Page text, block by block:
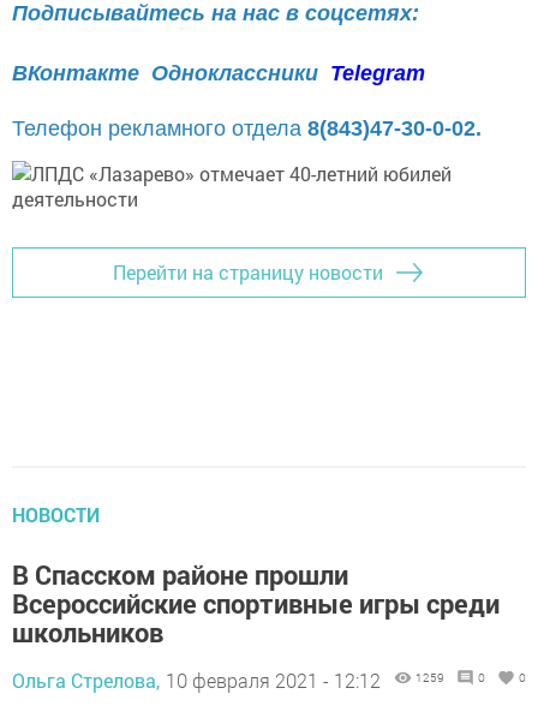
Подписывайтесь на нас в соцсетях:
ВКонтакте Одноклассники Telegram
Телефон рекламного отдела 8(843)47-30-0-02.
Перейти на страницу новости
НОВОСТИ
В Спасском районе прошли
Всероссийские спортивные игры среди
школьников
Ольга Стрелова, 10 февраля 2021 - 12:12 1259 0 0